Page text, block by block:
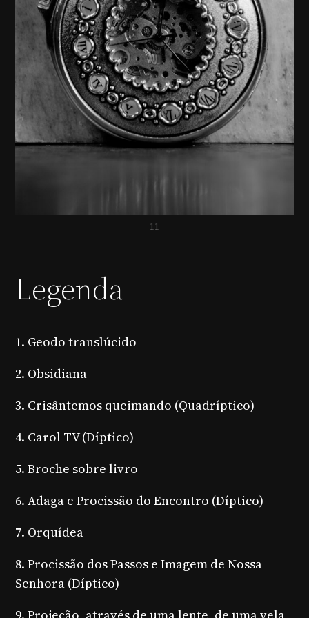
11
Legenda
1. Geodo translúcido
2. Obsidiana
3. Crisântemos queimando (Quadríptico)
4. Carol TV (Díptico)
5. Broche sobre livro
6. Adaga e Procissão do Encontro (Díptico)
7. Orquídea
8. Procissão dos Passos e Imagem de Nossa
Senhora (Díptico)